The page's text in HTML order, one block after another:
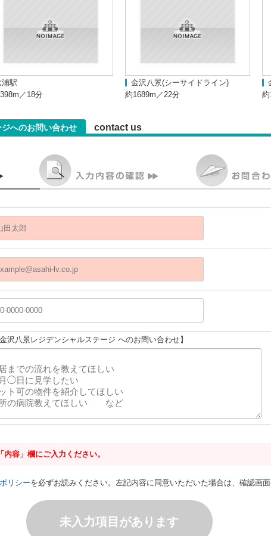
浦駅
／18分
金沢八景(シーサイドライン)
約1689m／22分
へのお問い合わせ contact us
金沢八景レジデンシャルステージ へのお問い合わせ】
容」欄にご入力ください。
リシーを必ずお読みください。左記内容に同意いただいた場合は、確認画面
未入力項目があります